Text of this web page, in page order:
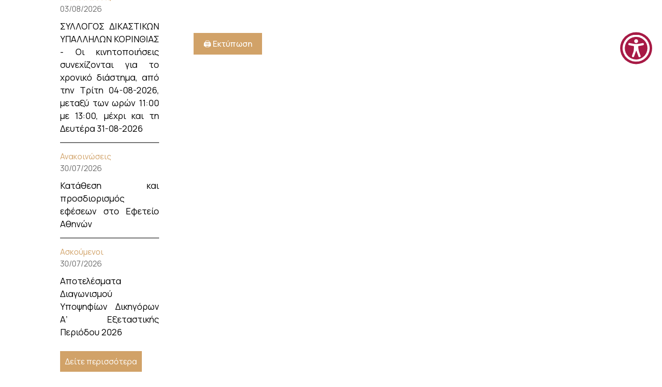
03/08/2026
ΣΥΛΛΟΓΟΣ ΔΙΚΑΣΤΙΚΩΝ
ΥΠΑΛΛΗΛΩΝ ΚΟΡΙΝΘΙΑΣ
- Οι κινητοποιήσεις
συνεχίζονται για το
χρονικό διάστημα, από
την Τρίτη 04-08-2026,
μεταξύ των ωρών 11:00
με 13:00, μέχρι και τη
Δευτέρα 31-08-2026
Ανακοινώσεις
30/07/2026
Κατάθεση και
προσδιορισμός
εφέσεων στο Εφετείο
Αθηνών
Ασκούμενοι
30/07/2026
Αποτελέσματα
Διαγωνισμού
Υποψηφίων Δικηγόρων
Α’ Εξεταστικής
Περιόδου 2026
Δείτε περισσότερα
🖨️ Εκτύπωση